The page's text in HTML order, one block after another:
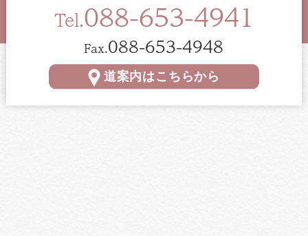
Tel.088-653-4941
Fax.088-653-4948
道案内はこちらから